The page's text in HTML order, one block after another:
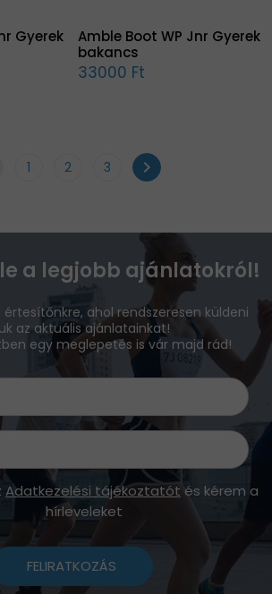
Gyerek
Amble Boot WP Jnr Gyerek
bakancs
33000 Ft
1 2 3 chevron_right
a legjobb ajánlatokról!
ahol rendszeresen küldeni
az aktuális ajánlatainkat!
egy meglepetés is vár majd rád!
Adatkezelési tájékoztatót és kérem a
hírleveleket
FELIRATKOZÁS